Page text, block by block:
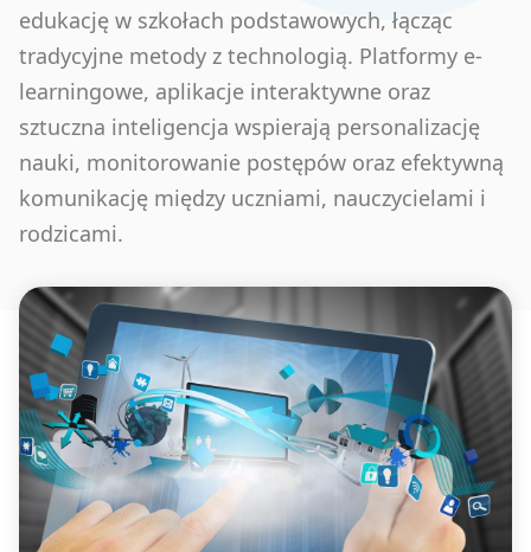
edukację w szkołach podstawowych, łącząc
tradycyjne metody z technologią. Platformy e-
learningowe, aplikacje interaktywne oraz
sztuczna inteligencja wspierają personalizację
nauki, monitorowanie postępów oraz efektywną
komunikację między uczniami, nauczycielami i
rodzicami.